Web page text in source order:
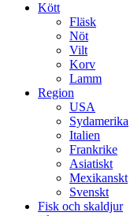
Kött
Fläsk
Nöt
Vilt
Korv
Lamm
Region
USA
Sydamerika
Italien
Frankrike
Asiatiskt
Mexikanskt
Svenskt
Fisk och skaldjur